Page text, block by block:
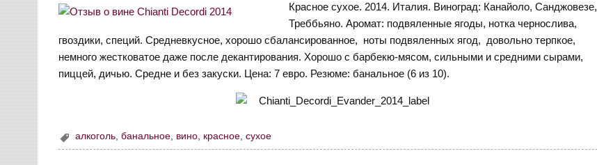
Красное сухое. 2014. Италия. Виноград: Канайоло, Санджовезе,
Треббьяно. Аромат: подвяленные ягоды, нотка чернослива,
гвоздики, специй. Средневкусное, хорошо сбалансированное, ноты подвяленных ягод, довольно терпкое,
немного жестковатое даже после декантирования. Хорошо с барбекю-мясом, сильными и средними сырами,
пиццей, дичью. Средне и без закуски. Цена: 7 евро. Резюме: банальное (6 из 10).
алкоголь,банальное, вино, красное,сухое